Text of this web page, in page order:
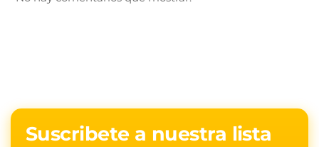
Suscribete a nuestra lista